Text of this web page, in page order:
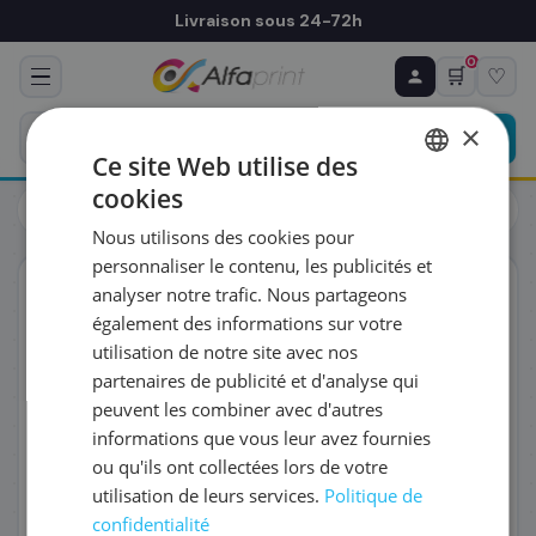
Livraison sous 24-72h
🛒
0
♡
Cartouches
Canon
ORIGINAL
♻ COMMANDE RÉCURRENTE
Prévoyez & économisez
Programmez votre prochain achat — notre équipe
vous prépare un devis personnalisé
RÉFÉRENCE DU PRODUIT
FRÉQUENCE
QUANTITÉ PAR LIVRAISON
DATE DE PREMIÈRE LIVRAISON SOUHAITÉE
×
Ce site Web utilise des
cookies
Nous utilisons des cookies pour
personnaliser le contenu, les publicités et
analyser notre trafic. Nous partageons
également des informations sur votre
utilisation de notre site avec nos
partenaires de publicité et d'analyse qui
peuvent les combiner avec d'autres
informations que vous leur avez fournies
ou qu'ils ont collectées lors de votre
utilisation de leurs services. Politique de
confidentialité